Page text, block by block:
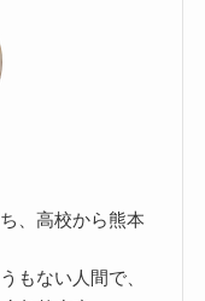
、高校から熊本
もない人間で、